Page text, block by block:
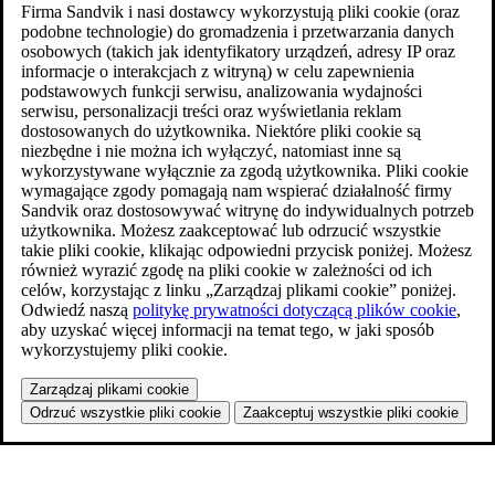
Firma Sandvik i nasi dostawcy wykorzystują pliki cookie (oraz
podobne technologie) do gromadzenia i przetwarzania danych
osobowych (takich jak identyfikatory urządzeń, adresy IP oraz
informacje o interakcjach z witryną) w celu zapewnienia
podstawowych funkcji serwisu, analizowania wydajności
serwisu, personalizacji treści oraz wyświetlania reklam
dostosowanych do użytkownika. Niektóre pliki cookie są
niezbędne i nie można ich wyłączyć, natomiast inne są
wykorzystywane wyłącznie za zgodą użytkownika. Pliki cookie
wymagające zgody pomagają nam wspierać działalność firmy
Sandvik oraz dostosowywać witrynę do indywidualnych potrzeb
użytkownika. Możesz zaakceptować lub odrzucić wszystkie
takie pliki cookie, klikając odpowiedni przycisk poniżej. Możesz
również wyrazić zgodę na pliki cookie w zależności od ich
celów, korzystając z linku „Zarządzaj plikami cookie” poniżej.
Odwiedź naszą politykę prywatności dotyczącą plików cookie,
aby uzyskać więcej informacji na temat tego, w jaki sposób
wykorzystujemy pliki cookie.
Zarządzaj plikami cookie
Odrzuć wszystkie pliki cookie
Zaakceptuj wszystkie pliki cookie